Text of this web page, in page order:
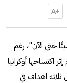
حتى الآن"، رغم
اكتساحها أوكرانيا
ثلاثة اهداف في